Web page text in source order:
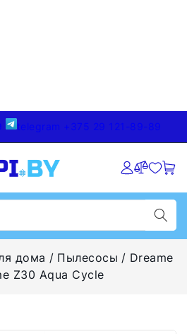
telegram +375 29 121-89-89
дома Пылесосы
Dreame
Z30 Aqua Cycle